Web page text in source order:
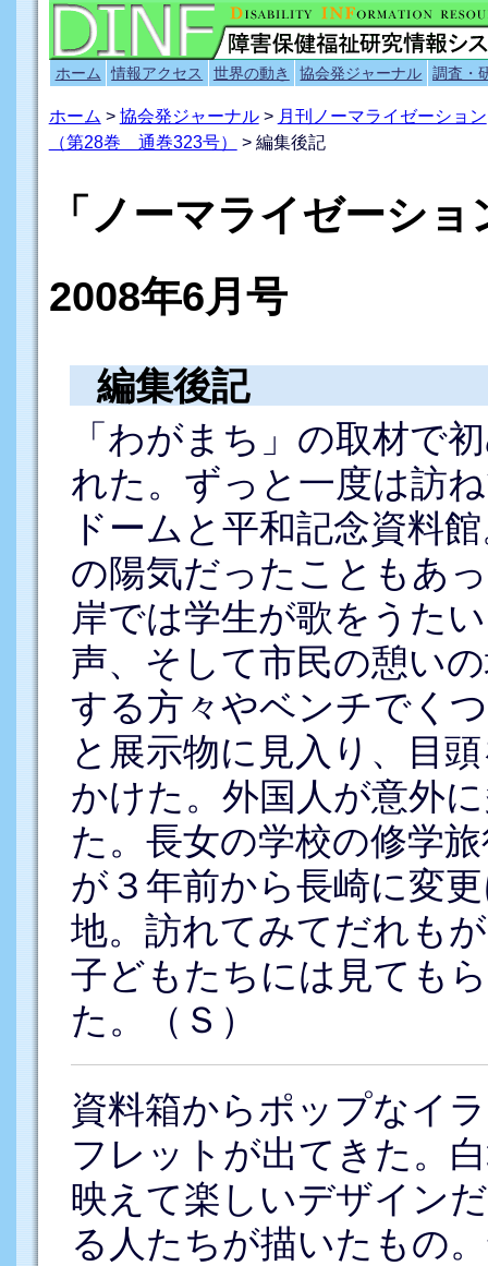
ホーム 情報アクセス 世界の動き 協会発ジャーナル 調査・
ホーム > 協会発ジャーナル> 月刊ノーマライゼーション
（第28巻 通巻323号）
> 編集後記
「ノーマライゼー
2008年6月号
編集後記
「わがまち」の取材で
れた。ずっと一度は訪
ドームと平和記念資料
の陽気だったこともあ
岸では学生が歌をうた
声、そして市民の憩い
する方々やベンチでく
と展示物に見入り、目
かけた。外国人が意外
た。長女の学校の修学
が３年前から長崎に変
地。訪れてみてだれも
子どもたちには見ても
た。（Ｓ）
資料箱からポップなイ
フレットが出てきた。
映えて楽しいデザイン
る人たちが描いたもの